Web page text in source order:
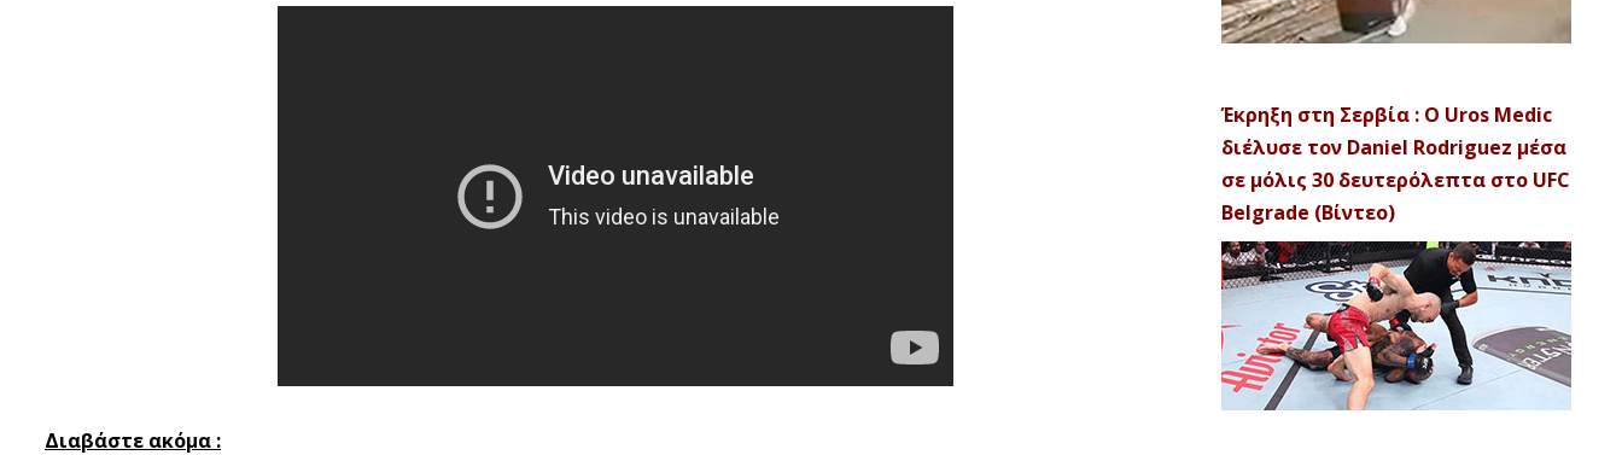
Διαβάστε ακόμα :
Έκρηξη στη Σερβία : Ο Uros Medic
διέλυσε τον Daniel Rodriguez μέσα
σε μόλις 30 δευτερόλεπτα στο UFC
Belgrade (Βίντεο)